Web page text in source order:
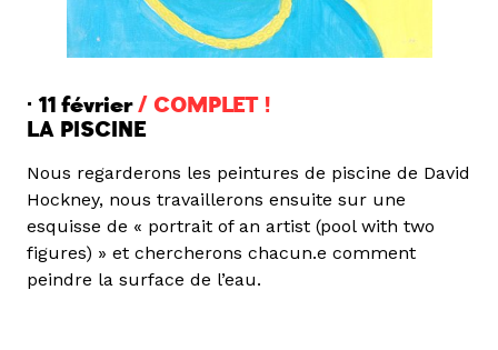
· 11 février/ COMPLET !
LA PISCINE
Nous regarderons les peintures de piscine de David
Hockney, nous travaillerons ensuite sur une
esquisse de « portrait of an artist (pool with two
figures) » et chercherons chacun.e comment
peindre la surface de l’eau.